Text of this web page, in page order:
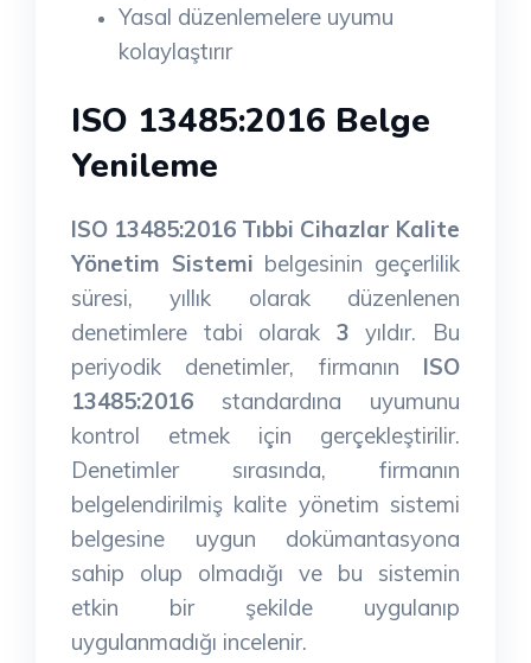
Yasal düzenlemelere uyumu
kolaylaştırır
ISO 13485:2016 Belge
Yenileme
ISO 13485:2016 Tıbbi Cihazlar Kalite
Yönetim Sistemi belgesinin geçerlilik
süresi, yıllık olarak düzenlenen
denetimlere tabi olarak 3 yıldır. Bu
periyodik denetimler, firmanın ISO
13485:2016 standardına uyumunu
kontrol etmek için gerçekleştirilir.
Denetimler sırasında, firmanın
belgelendirilmiş kalite yönetim sistemi
belgesine uygun dokümantasyona
sahip olup olmadığı ve bu sistemin
etkin bir şekilde uygulanıp
uygulanmadığı incelenir.